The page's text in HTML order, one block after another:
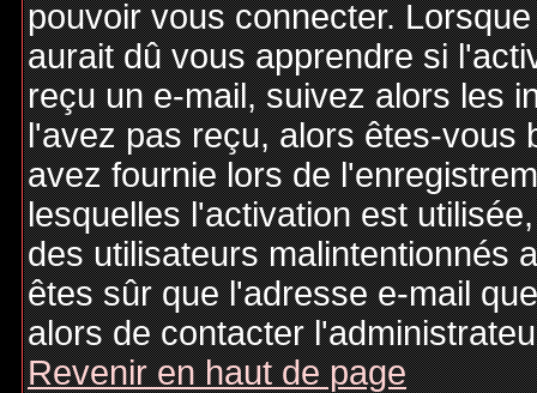
pouvoir vous connecter.
aurait dû vous apprendre si
reçu un e-mail, suivez alors les
l'avez pas reçu, alors êtes-vous
avez fournie lors de
lesquelles l'activation est
des utilisateurs malintentionnés
êtes sûr que l'adresse e-mail
alors de contacter
Revenir en haut de page